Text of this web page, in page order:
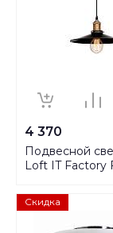
4 370
Подвесной
Loft IT Factory
Скидка